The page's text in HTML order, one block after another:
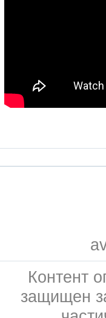
Контент
защищен